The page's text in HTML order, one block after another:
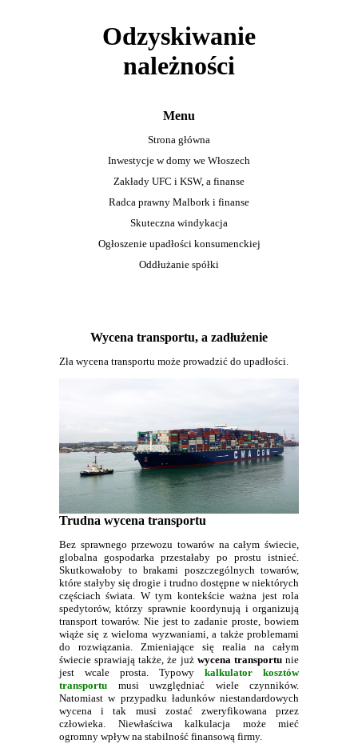
Odzyskiwanie
należności
Menu
Strona główna
Inwestycje w domy we Włoszech
Zakłady UFC i KSW, a finanse
Radca prawny Malbork i finanse
Skuteczna windykacja
Ogłoszenie upadłości konsumenckiej
Oddłużanie spółki
Wycena transportu, a zadłużenie
Zła wycena transportu może prowadzić do upadłości.
Trudna wycena transportu
Bez sprawnego przewozu towarów na całym świecie,
globalna gospodarka przestałaby po prostu istnieć.
Skutkowałoby to brakami poszczególnych towarów,
które stałyby się drogie i trudno dostępne w niektórych
częściach świata. W tym kontekście ważna jest rola
spedytorów, którzy sprawnie koordynują i organizują
transport towarów. Nie jest to zadanie proste, bowiem
wiąże się z wieloma wyzwaniami, a także problemami
do rozwiązania. Zmieniające się realia na całym
świecie sprawiają także, że już wycena transportunie
jest wcale prosta. Typowy kalkulator kosztów
transportu musi uwzględniać wiele czynników.
Natomiast w przypadku ładunków niestandardowych
wycena i tak musi zostać zweryfikowana przez
człowieka. Niewłaściwa kalkulacja może mieć
ogromny wpływ na stabilność finansową firmy.